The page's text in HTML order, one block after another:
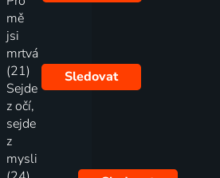
mě
jsi
mrtvá
(21)
Sejde
z očí,
sejde
z
mysli
Sledovat